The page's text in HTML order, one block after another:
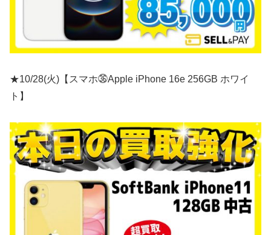
★10/28(火)【スマホ㊱Apple iPhone 16e 256GB ホワイ
ト】